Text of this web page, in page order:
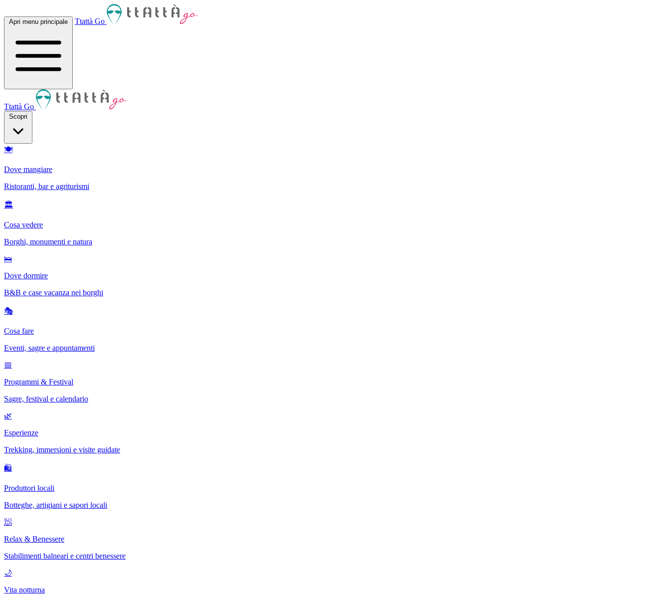
Apri menu principale Ttattà Go
Ttattà Go
Scopri
🍽
Dove mangiare
Ristoranti, bar e agriturismi
🏛
Cosa vedere
Borghi, monumenti e natura
🛌
Dove dormire
B&B e case vacanza nei borghi
🎭
Cosa fare
Eventi, sagre e appuntamenti
📅
Programmi & Festival
Sagre, festival e calendario
🌿
Esperienze
Trekking, immersioni e visite guidate
🛍
Produttori locali
Botteghe, artigiani e sapori locali
🧖
Relax & Benessere
Stabilimenti balneari e centri benessere
🌙
Vita notturna